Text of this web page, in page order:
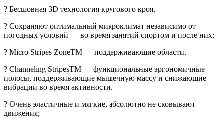
? Бесшовная 3D технология кругового кроя.
? Cохраняют оптимальный микроклимат независимо от
погодных условий — во время занятий спортом и после них;
? Micro Stripes ZoneTM — поддерживающие области.
? Channeling StripesTM — функциональные эргономичные
полосы, поддерживающие мышечную массу и снижающие
вибрации во время активности.
? Oчень эластичные и мягкие, абсолютно не сковывают
движения;